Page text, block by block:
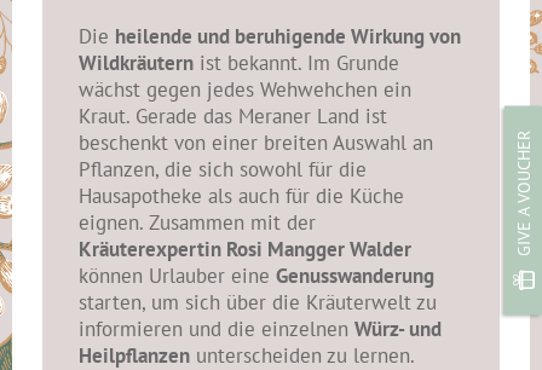
GIVE A VOUCHER
Die heilende und beruhigende Wirkung von
Wildkräutern ist bekannt. Im Grunde
wächst gegen jedes Wehwehchen ein
Kraut. Gerade das Meraner Land ist
beschenkt von einer breiten Auswahl an
Pflanzen, die sich sowohl für die
Hausapotheke als auch für die Küche
eignen. Zusammen mit der
Kräuterexpertin Rosi Mangger Walder
können Urlauber eine Genusswanderung
starten, um sich über die Kräuterwelt zu
informieren und die einzelnen Würz- und
Heilpflanzen unterscheiden zu lernen.